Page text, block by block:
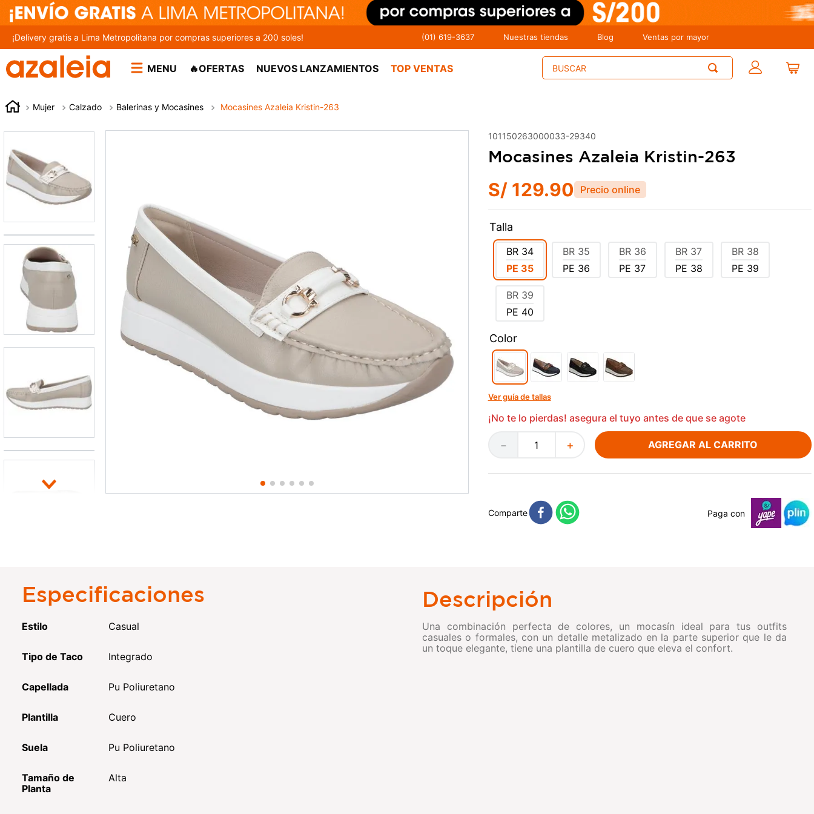
¡Delivery gratis a Lima Metropolitana por compras superiores a 200 soles! (01) 619-3637 Nuestras tiendas Blog Ventas por mayor
MENU 🔥OFERTAS NUEVOS LANZAMIENTOS TOP VENTAS
Buscar
Mujer Calzado Balerinas y Mocasines Mocasines Azaleia Kristin-263
101150263000033-29340
Mocasines Azaleia Kristin-263
S/ 129.90
Talla
BR 34
PE 35
BR 35
PE 36
BR 36
PE 37
BR 37
PE 38
BR 38
PE 39
BR 39
PE 40
Color
Ver guía de tallas
¡No te lo pierdas! asegura el tuyo antes de que se agote
＋
－ AGREGAR AL CARRITO
Comparte Paga con
Especificaciones
Estilo Casual
Tipo de Taco Integrado
Capellada Pu Poliuretano
Plantilla Cuero
Suela Pu Poliuretano
Tamaño de
Planta
Alta
Descripción
Una combinación perfecta de colores, un mocasín ideal para tus outfits
casuales o formales, con un detalle metalizado en la parte superior que le da
un toque elegante, tiene una plantilla de cuero que eleva el confort.